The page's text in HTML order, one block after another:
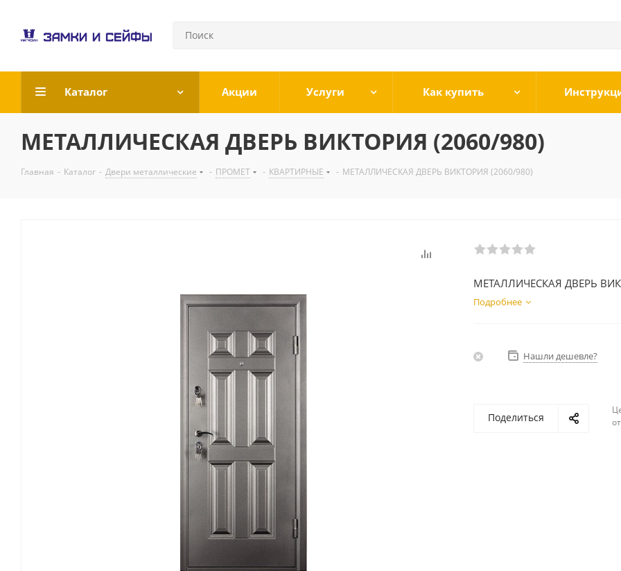
Каталог Акции Услуги Как купить
МЕТАЛЛИЧЕСКАЯ ДВЕРЬ ВИКТОРИЯ (2060/980)
Главная - Каталог - Двери металлические - ПРОМЕТ - КВАРТИРНЫЕ - МЕТАЛЛИЧЕСКАЯ ДВЕРЬ ВИКТОРИЯ (2060/980)
МЕТАЛЛИЧЕСКАЯ ДВЕРЬ
Подробнее
Нашли дешевле?
Поделиться